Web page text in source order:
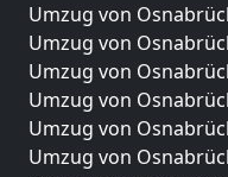
Umzug von
Umzug von
Umzug von
Umzug von
Umzug von
Umzug von